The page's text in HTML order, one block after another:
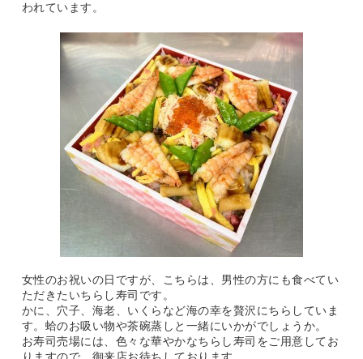
われています。
女性のお祝いの日ですが、こちらは、男性の方にも食べてい
ただきたいちらし寿司です。
かに、穴子、海老、いくらなど海の幸を贅沢にちらしていま
す。蛤のお吸い物や茶碗蒸しと一緒にいかがでしょうか。
お寿司売場には、色々な華やかなちらし寿司をご用意してお